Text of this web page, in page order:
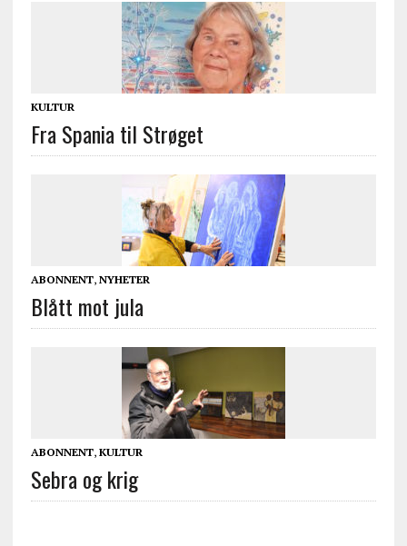
KULTUR
Fra Spania til Strøget
ABONNENT, NYHETER
Blått mot jula
ABONNENT, KULTUR
Sebra og krig